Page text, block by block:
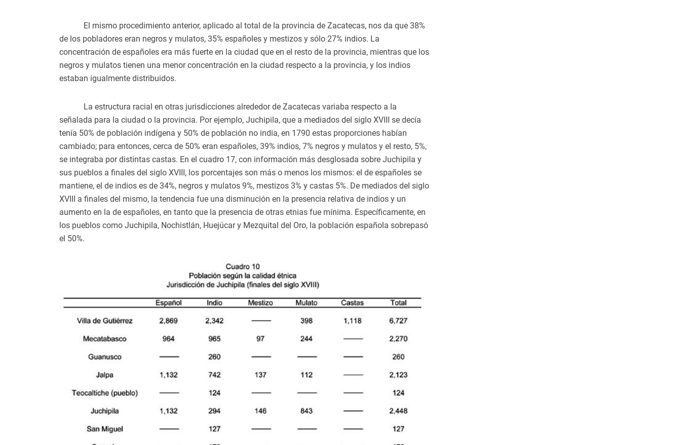
El mismo procedimiento anterior, aplicado al total de la provincia de Zacatecas, nos da que 38%
de los pobladores eran negros y mulatos, 35% españoles y mestizos y sólo 27% indios. La
concentración de españoles era más fuerte en la ciudad que en el resto de la provincia, mientras que los
negros y mulatos tienen una menor concentración en la ciudad respecto a la provincia, y los indios
estaban igualmente distribuidos.
La estructura racial en otras jurisdicciones alrededor de Zacatecas variaba respecto a la
señalada para la ciudad o la provincia. Por ejemplo, Juchipila, que a mediados del siglo XVIII se decía
tenía 50% de población indígena y 50% de población no india, en 1790 estas proporciones habían
cambiado; para entonces, cerca de 50% eran españoles, 39% indios, 7% negros y mulatos y el resto, 5%,
se integraba por distintas castas. En el cuadro 17, con información más desglosada sobre Juchipila y
sus pueblos a finales del siglo XVIII, los porcentajes son más o menos los mismos: el de españoles se
mantiene, el de indios es de 34%, negros y mulatos 9%, mestizos 3% y castas 5%. De mediados del siglo
XVIII a finales del mismo, la tendencia fue una disminución en la presencia relativa de indios y un
aumento en la de españoles, en tanto que la presencia de otras etnias fue mínima. Específicamente, en
los pueblos como Juchipila, Nochistlán, Huejúcar y Mezquital del Oro, la población española sobrepasó
el 50%.